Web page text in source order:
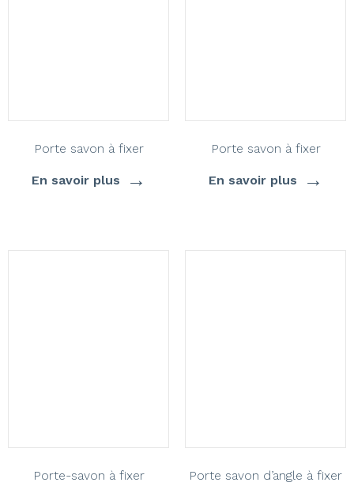
Porte savon à fixer
En savoir plus →
Porte savon à fixer
En savoir plus →
Porte-savon à fixer Porte savon d’angle à fixer